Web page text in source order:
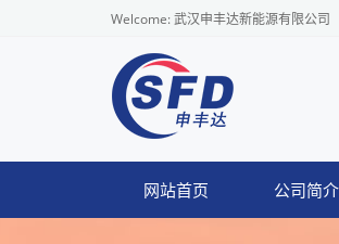
Welcome: 武汉申丰达新能源有限公司
网站首页 公司简介